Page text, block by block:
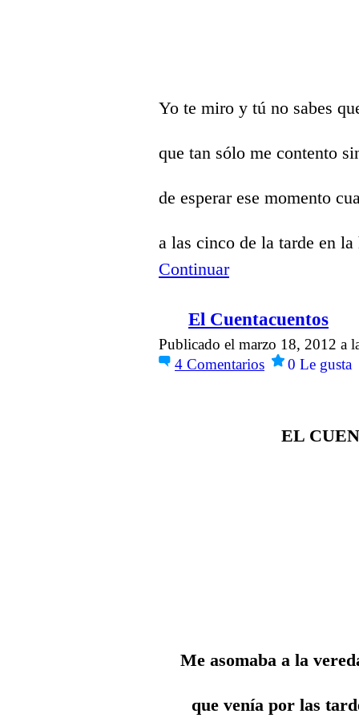
Yo te miro y tú no sabes
que tan sólo me contento
de esperar ese momento
a las cinco de la tarde en
Continuar
El Cuentacuentos
Publicado el marzo 18, 2012 a
4 Comentarios 0 Le gusta
EL
Me asomaba a la
que venía por las